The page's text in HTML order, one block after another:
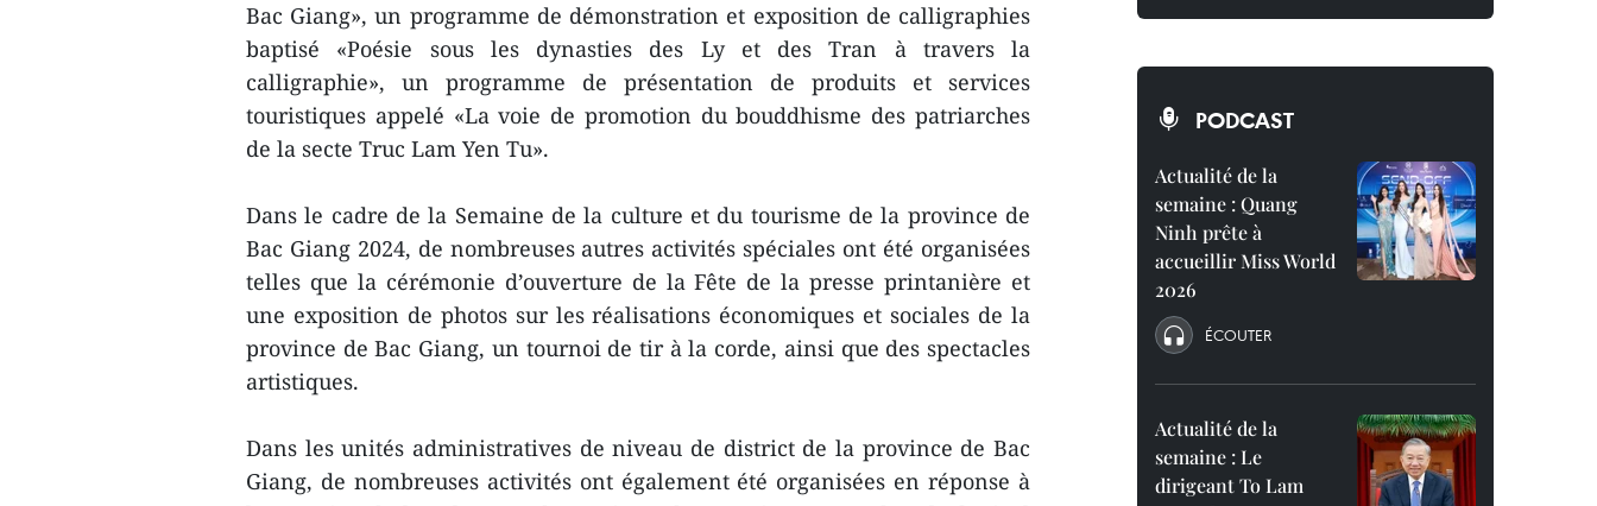
Bac Giang», un programme de démonstration et exposition de calligraphies
baptisé «Poésie sous les dynasties des Ly et des Tran à travers la
calligraphie», un programme de présentation de produits et services
touristiques appelé «La voie de promotion du bouddhisme des patriarches
de la secte Truc Lam Yen Tu».
Dans le cadre de la Semaine de la culture et du tourisme de la province de
Bac Giang 2024, de nombreuses autres activités spéciales ont été organisées
telles que la cérémonie d’ouverture de la Fête de la presse printanière et
une exposition de photos sur les réalisations économiques et sociales de la
province de Bac Giang, un tournoi de tir à la corde, ainsi que des spectacles
artistiques.
Dans les unités administratives de niveau de district de la province de Bac
Giang, de nombreuses activités ont également été organisées en réponse à
PODCAST
Actualité de la
semaine : Quang
Ninh prête à
accueillir Miss World
2026
ÉCOUTER
Actualité de la
semaine : Le
dirigeant To Lam